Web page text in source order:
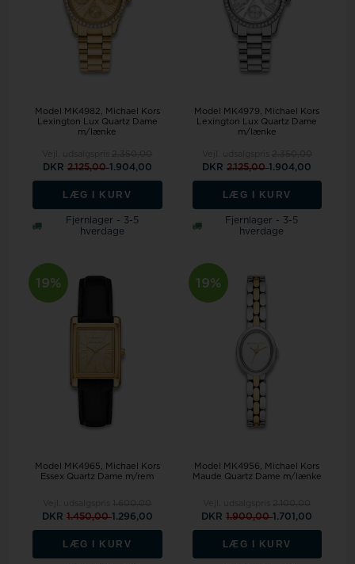
Model MK4982
Michael Kors
Lexington Lux Quartz Dame
m/lænke
DKR 2.125,001.904,00
LÆG I KURV
Fjernlager - 3-5
hverdage
Model MK4979
Michael Kors
Lexington Lux Quartz Dame
m/lænke
DKR2.125,001.904,00
LÆG I KURV
Fjernlager - 3-5
hverdage
19%
Model MK4965
Michael Kors
Essex Quartz Dame m/rem
DKR 1.450,001.296,00
LÆG I KURV
19%
Model MK4956
Michael Kors
Maude Quartz Dame m/lænke
DKR1.900,001.701,00
LÆG I KURV